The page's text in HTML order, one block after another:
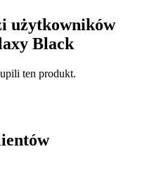
użytkowników
Black
ten produkt.